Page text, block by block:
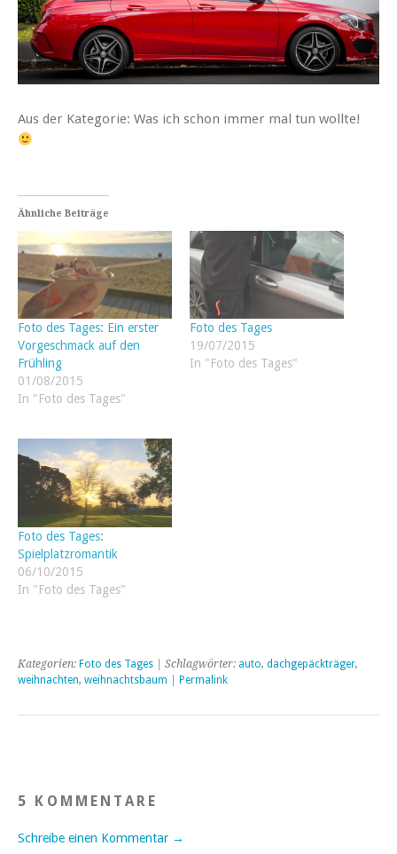
Aus der Kategorie: Was ich schon immer mal tun wollte!
Ähnliche Beiträge
Foto des Tages: Ein erster
Vorgeschmack auf den
Frühling
01/08/2015
In "Foto des Tages"
Foto des Tages
19/07/2015
In "Foto des Tages"
Foto des Tages:
Spielplatzromantik
06/10/2015
In "Foto des Tages"
Kategorien: Foto des Tages | Schlagwörter: auto, dachgepäckträger,
weihnachten, weihnachtsbaum Permalink
5 KOMMENTARE
Schreibe einen Kommentar →